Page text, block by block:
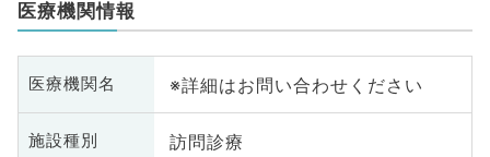
医療機関情報
医療機関名 ※詳細はお問い合わせください
施設種別 訪問診療